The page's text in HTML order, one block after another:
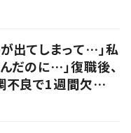
出てしまって…」私
だのに…」復職後、
不良で1週間欠